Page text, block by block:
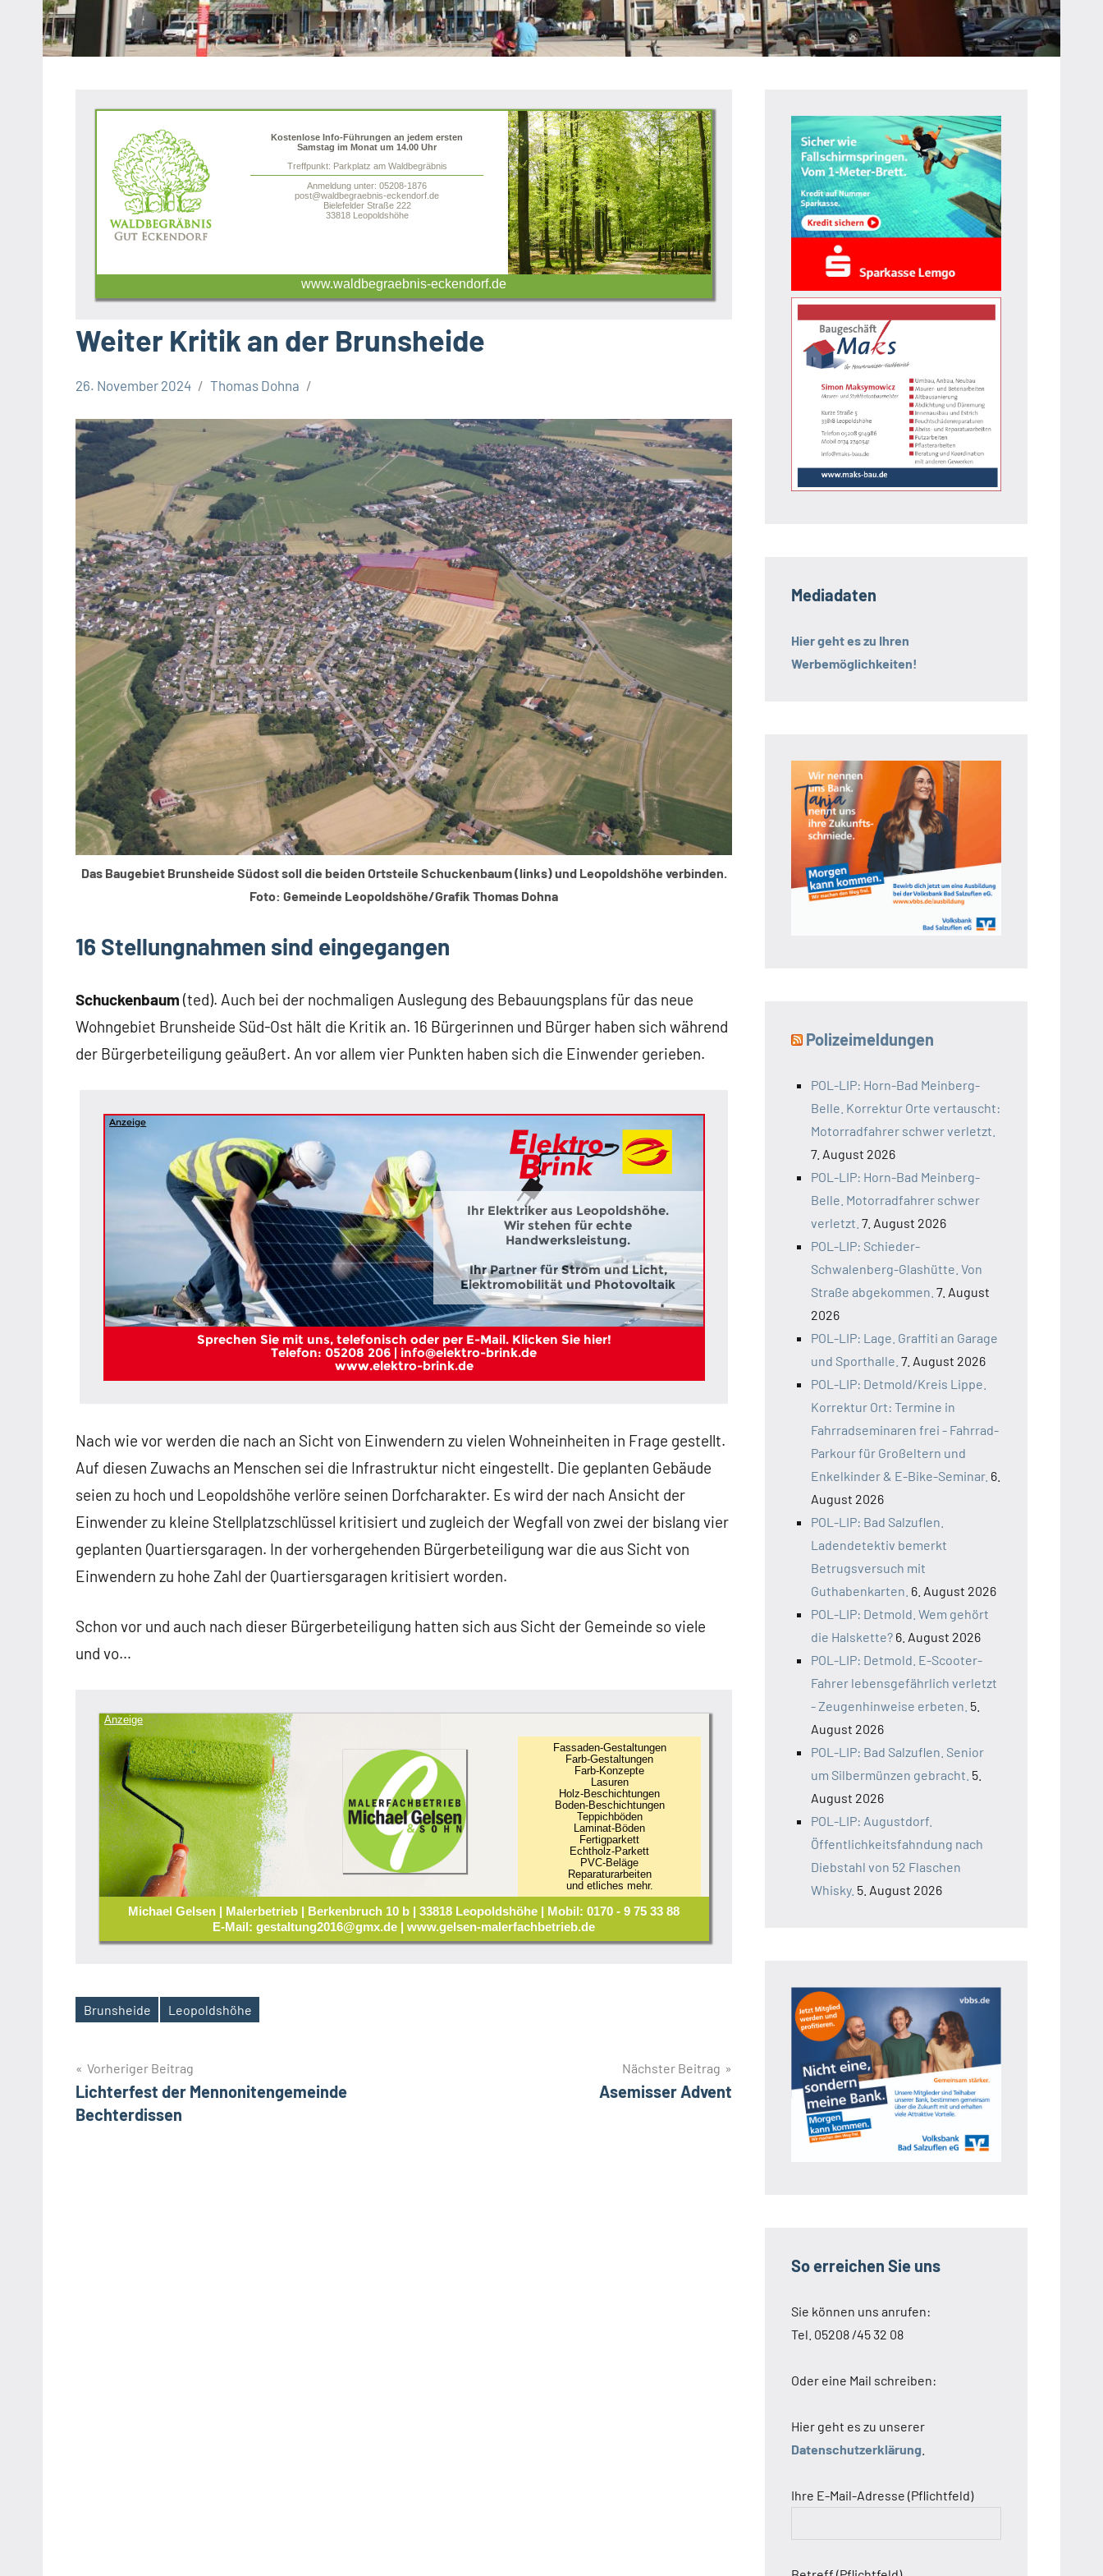
Heipke,
Leopoldshöhe,
Kostenlose Info-Führungen an jedem ersten
Samstag im Monat um 14.00 Uhr
Treffpunkt: Parkplatz am Waldbegräbnis
Anmeldung unter: 05208-1876
post@waldbegraebnis-eckendorf.de
Bielefelder Straße 222
33818 Leopoldshöhe
www.waldbegraebnis-eckendorf.de
Weiter Kritik an der Brunsheide
Politik
Themen
26. November 2024 Thomas Dohna
Das Baugebiet Brunsheide Südost soll die beiden Ortsteile Schuckenbaum (links) und Leopoldshöhe verbinden.
Foto: Gemeinde Leopoldshöhe/Grafik Thomas Dohna
16 Stellungnahmen sind eingegangen
Schuckenbaum (ted). Auch bei der nochmaligen Auslegung des Bebauungsplans für das neue
Wohngebiet Brunsheide Süd-Ost hält die Kritik an. 16 Bürgerinnen und Bürger haben sich während
der Bürgerbeteiligung geäußert. An vor allem vier Punkten haben sich die Einwender gerieben.
Anzeige
Ihr Elektriker aus Leopoldshöhe.
Wir stehen für echte
Handwerksleistung.
Ihr Partner für Strom und Licht,
Elektromobilität und Photovoltaik
Sprechen Sie mit uns, telefonisch oder per E-Mail. Klicken Sie hier!
Telefon: 05208 206 | info@elektro-brink.de
www.elektro-brink.de
Nach wie vor werden die nach an Sicht von Einwendern zu vielen Wohneinheiten in Frage gestellt.
Auf diesen Zuwachs an Menschen sei die Infrastruktur nicht eingestellt. Die geplanten Gebäude
seien zu hoch und Leopoldshöhe verlöre seinen Dorfcharakter. Es wird der nach Ansicht der
Einwender zu kleine Stellplatzschlüssel kritisiert und zugleich der Wegfall von zwei der bislang vier
geplanten Quartiersgaragen. In der vorhergehenden Bürgerbeteiligung war die aus Sicht von
Einwendern zu hohe Zahl der Quartiersgaragen kritisiert worden.
Schon vor und auch nach dieser Bürgerbeteiligung hatten sich aus Sicht der Gemeinde so viele
und vo…
Anzeige
Fassaden-Gestaltungen
Farb-Gestaltungen
Farb-Konzepte
Lasuren
Holz-Beschichtungen
Boden-Beschichtungen
Teppichböden
Laminat-Böden
Fertigparkett
Echtholz-Parkett
PVC-Beläge
Reparaturarbeiten
und etliches mehr.
Michael Gelsen | Malerbetrieb | Berkenbruch 10 b | 33818 Leopoldshöhe | Mobil: 0170 - 9 75 33 88
E-Mail: gestaltung2016@gmx.de | www.gelsen-malerfachbetrieb.de
Schlagwörter
Brunsheide Leopoldshöhe
Beitragsnavigation
Vorheriger Beitrag
Lichterfest der Mennonitengemeinde
Bechterdissen
Nächster Beitrag
Asemisser Advent
Mediadaten
Hier geht es zu Ihren
Werbemöglichkeiten!
Polizeimeldungen
POL-LIP: Horn-Bad Meinberg-
Belle. Korrektur Orte vertauscht:
Motorradfahrer schwer verletzt.
7. August 2026
POL-LIP: Horn-Bad Meinberg-
Belle. Motorradfahrer schwer
verletzt. 7. August 2026
POL-LIP: Schieder-
Schwalenberg-Glashütte. Von
Straße abgekommen. 7. August
2026
POL-LIP: Lage. Graffiti an Garage
und Sporthalle. 7. August 2026
POL-LIP: Detmold/Kreis Lippe.
Korrektur Ort: Termine in
Fahrradseminaren frei - Fahrrad-
Parkour für Großeltern und
Enkelkinder & E-Bike-Seminar. 6.
August 2026
POL-LIP: Bad Salzuflen.
Ladendetektiv bemerkt
Betrugsversuch mit
Guthabenkarten. 6. August 2026
POL-LIP: Detmold. Wem gehört
die Halskette? 6. August 2026
POL-LIP: Detmold. E-Scooter-
Fahrer lebensgefährlich verletzt
- Zeugenhinweise erbeten. 5.
August 2026
POL-LIP: Bad Salzuflen. Senior
um Silbermünzen gebracht. 5.
August 2026
POL-LIP: Augustdorf.
Öffentlichkeitsfahndung nach
Diebstahl von 52 Flaschen
Whisky. 5. August 2026
So erreichen Sie uns
Sie können uns anrufen:
Tel. 05208 /45 32 08
Oder eine Mail schreiben:
Hier geht es zu unserer
Datenschutzerklärung
Ihre E-Mail-Adresse (Pflichtfeld)